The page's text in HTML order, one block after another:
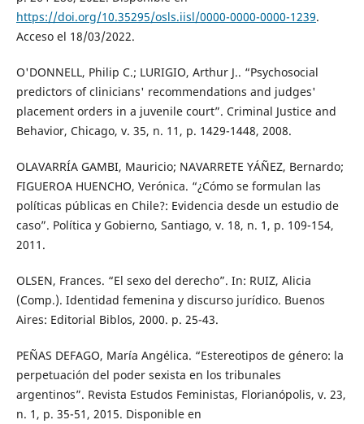
https://doi.org/10.35295/osls.iisl/0000-0000-0000-1239.
Acceso el 18/03/2022.
O'DONNELL, Philip C.; LURIGIO, Arthur J.. “Psychosocial
predictors of clinicians' recommendations and judges'
placement orders in a juvenile court”. Criminal Justice and
Behavior, Chicago, v. 35, n. 11, p. 1429-1448, 2008.
OLAVARRÍA GAMBI, Mauricio; NAVARRETE YÁÑEZ, Bernardo;
FIGUEROA HUENCHO, Verónica. “¿Cómo se formulan las
políticas públicas en Chile?: Evidencia desde un estudio de
caso”. Política y Gobierno, Santiago, v. 18, n. 1, p. 109-154,
2011.
OLSEN, Frances. “El sexo del derecho”. In: RUIZ, Alicia
(Comp.). Identidad femenina y discurso jurídico. Buenos
Aires: Editorial Biblos, 2000. p. 25-43.
PEÑAS DEFAGO, María Angélica. “Estereotipos de género: la
perpetuación del poder sexista en los tribunales
argentinos”. Revista Estudos Feministas, Florianópolis, v. 23,
n. 1, p. 35-51, 2015. Disponible en